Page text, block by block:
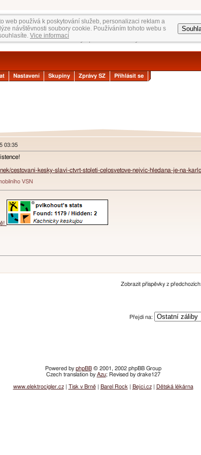
web používá k poskytování služeb, personalizaci reklam a
návštěvnosti soubory cookie. Používáním tohoto webu s
Vice informací
Nastavení Skupiny Zprávy SZ Přihlásit se
03:35
cestovani-kesky-slavi-ctvrt-stoleti-celosvetove-nejvic-hledana-je-na-
VSN
Zobrazit příspěvky z předchozích:
Přejdi na:
Powered by phpBB© 2001, 2002 phpBB Group
Czech translation by Azu; Revised by drake127
www.elektrocigler.cz| Tisk v Brně| Barel Rock Bejci.cz| Dětská lékárna